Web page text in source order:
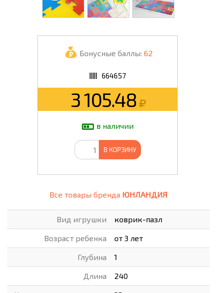
Бонусные баллы: 62
664657
3 105.48
в наличии
В КОРЗИНУ
Все товары бренда ЮНЛАНДИЯ
Вид игрушки коврик-пазл
Возраст ребенка от 3 лет
Глубина 1
Длина 240